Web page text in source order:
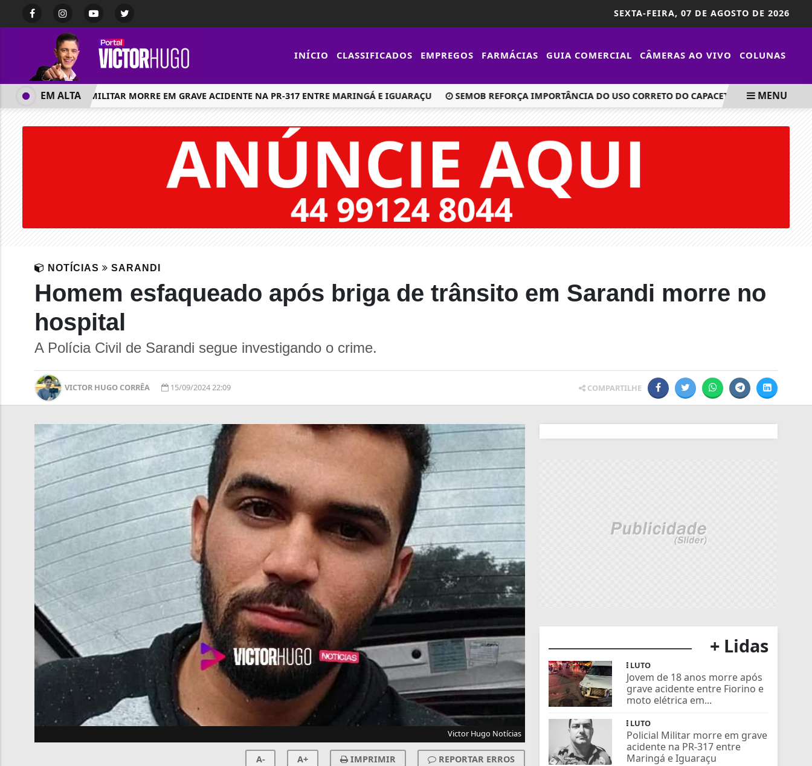
SEXTA-FEIRA, 07 DE AGOSTO DE 2026
INÍCIO CLASSIFICADOS EMPREGOS FARMÁCIAS GUIA COMERCIAL CÂMERAS AO VIVO COLUNAS
POLICIAL MILITAR MORRE EM GRAVE ACIDENTE NA PR-317 ENTRE MARINGÁ E IGUARAÇU SEMOB REFORÇA IMPORTÂNCIA DO USO CORRETO DO CAPACETE EM MARINGÁ
EM ALTA MENU
NOTÍCIAS SARANDI
Homem esfaqueado após briga de trânsito em Sarandi morre no
hospital
A Polícia Civil de Sarandi segue investigando o crime.
VICTOR HUGO CORRÊA 15/09/2024 22:09 COMPARTILHE
Victor Hugo Notícias
A- A+ IMPRIMIR REPORTAR ERROS
+ Lidas
LUTO
Jovem de 18 anos morre após
grave acidente entre Fiorino e
moto elétrica em...
LUTO
Policial Militar morre em grave
acidente na PR-317 entre
Maringá e Iguaraçu